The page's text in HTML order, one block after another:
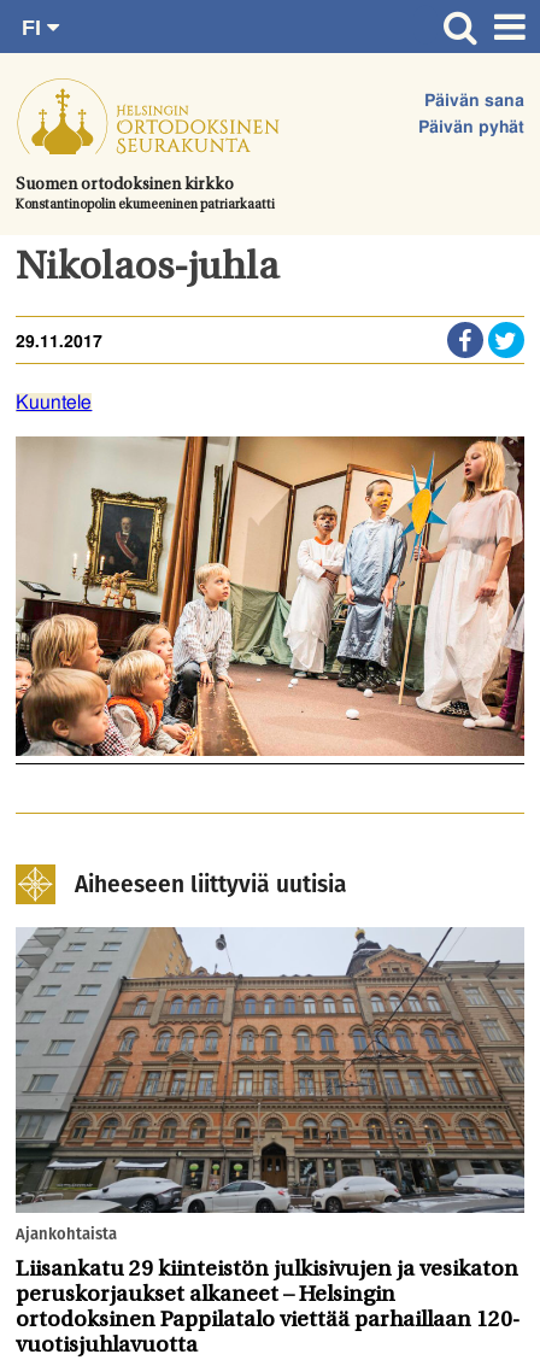
suoraan
sisältöön.
Suomen ortodoksinen kirkko
Konstantinopolin ekumeeninen patriarkaatti
Päivän sana
Päivän pyhät
FI
SV
EN
UA
Etusivu
Ajankohtaista
Juhlat & toimitukset
Kirkot
Tule mukaan
Hautausmaa
Yhteystiedot
Nikolaos-juhla
29.11.2017
Kuuntele
Aiheeseen liittyviä uutisia
Ajankohtaista
Liisankatu 29 kiinteistön julkisivujen ja vesikaton
peruskorjaukset alkaneet – Helsingin
ortodoksinen Pappilatalo viettää parhaillaan 120-
vuotisjuhlavuotta